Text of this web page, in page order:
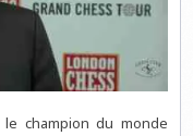
le champion du monde